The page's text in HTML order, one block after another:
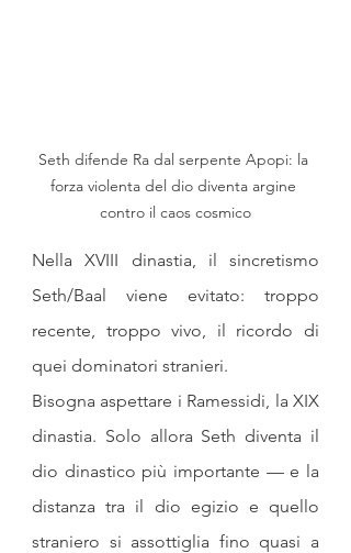
Seth difende Ra dal serpente Apopi: la
forza violenta del dio diventa argine
contro il caos cosmico
Nella XVIII dinastia, il sincretismo
Seth/Baal viene evitato: troppo
recente, troppo vivo, il ricordo di
quei dominatori stranieri.
Bisogna aspettare i Ramessidi, la XIX
dinastia. Solo allora Seth diventa il
dio dinastico più importante — e la
distanza tra il dio egizio e quello
straniero si assottiglia fino quasi a